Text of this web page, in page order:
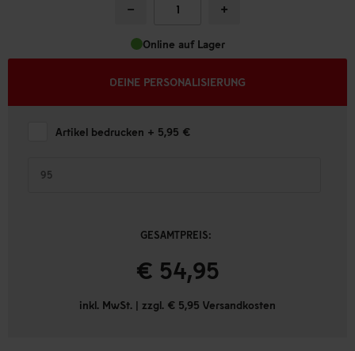
− +
Online auf Lager
DEINE PERSONALISIERUNG
Artikel bedrucken + 5,95 €
GESAMTPREIS:
€ 54,95
inkl. MwSt. | zzgl. € 5,95 Versandkosten